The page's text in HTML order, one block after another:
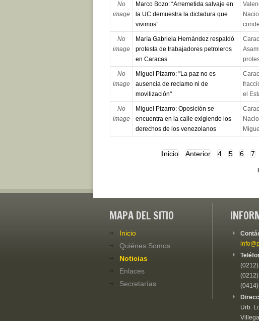
No
image
Marco Bozo: “Arremetida salvaje en
la UC demuestra la dictadura que
vivimos”
No
image
María Gabriela Hernández respaldó
protesta de trabajadores petroleros
en Caracas
No
image
Miguel Pizarro: "La paz no es
ausencia de reclamo ni de
movilización"
el
No
image
Miguel Pizarro: Oposición se
encuentra en la calle exigiendo los
derechos de los venezolanos
Inicio Anterior 4 5 6 7
MAPA DEL SITIO
Inicio
Quiénes Somos
Noticias
Enlaces
Secretarías
Urb.